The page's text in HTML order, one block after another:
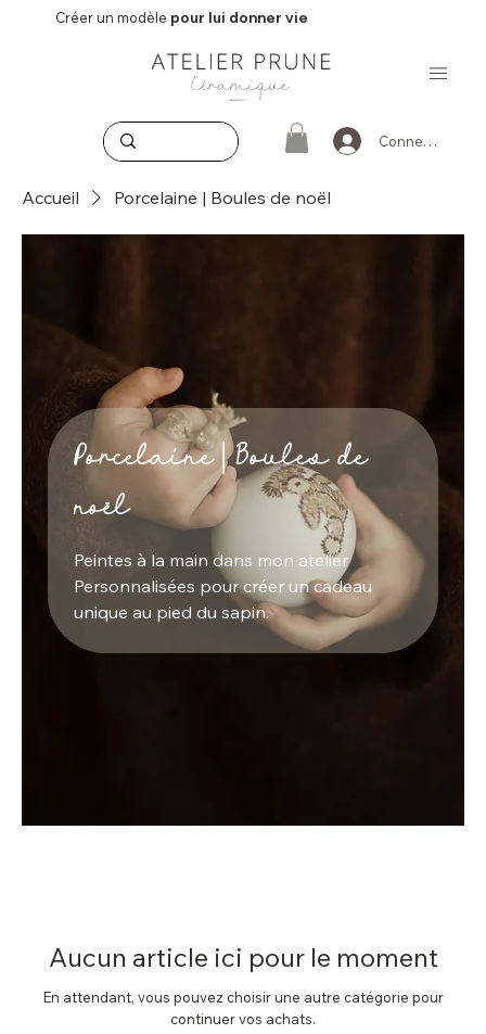
Créer un modèle pour lui donner vie
Connexion
Accueil Porcelaine | Boules de noël
Porcelaine | Boules de
noël
Peintes à la main dans mon atelier
Personnalisées pour créer un cadeau
unique au pied du sapin.
Aucun article ici pour le moment
En attendant, vous pouvez choisir une autre catégorie pour
continuer vos achats.